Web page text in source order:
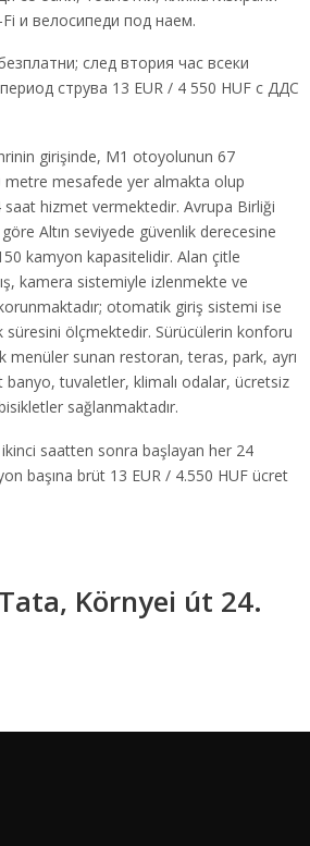
и велосипеди под наем.
след втория час всеки
струва 13 EUR / 4 550 HUF с ДДС
girişinde, M1 otoyolunun 67
metre mesafede yer almakta olup
saat hizmet vermektedir. Avrupa Birliği
Altın seviyede güvenlik derecesine
kamyon kapasitelidir. Alan çitle
kamera sistemiyle izlenmekte ve
otomatik giriş sistemi ise
süresini ölçmektedir. Sürücülerin konforu
menüler sunan restoran, teras, park, ayrı
banyo, tuvaletler, klimalı odalar, ücretsiz
sağlanmaktadır.
saatten sonra başlayan her 24
başına brüt 13 EUR / 4.550 HUF ücret
Környei út 24.